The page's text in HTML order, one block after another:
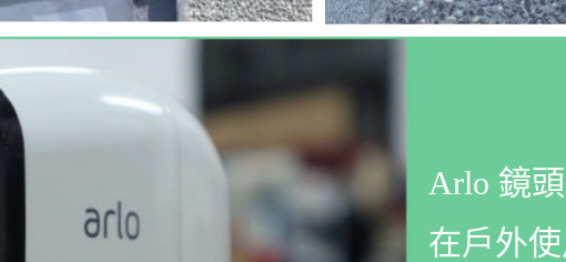
Arlo 鏡頭
在戶外